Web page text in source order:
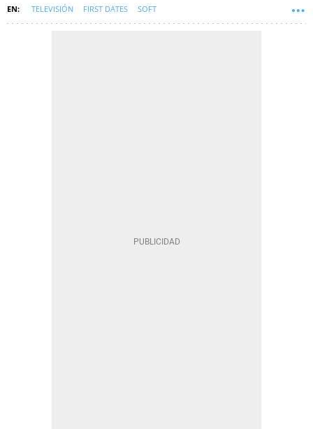
TELEVISIÓN FIRST DATES SOFT